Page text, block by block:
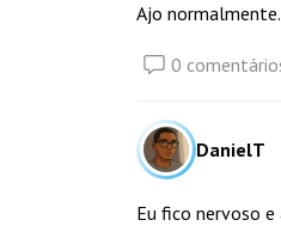
Ajo
0
DanielT
Eu fico nervoso e